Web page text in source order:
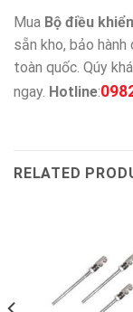
Mua Bộ điều
sẵn kho, bảo hành
toàn quốc. Qúy
ngay. Hotline:
RELATED